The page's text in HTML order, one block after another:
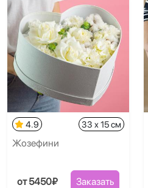
4.9 33 x 15 см
Жозефини
от 5450₽ Заказать